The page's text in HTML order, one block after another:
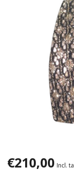
€210,00 Incl.